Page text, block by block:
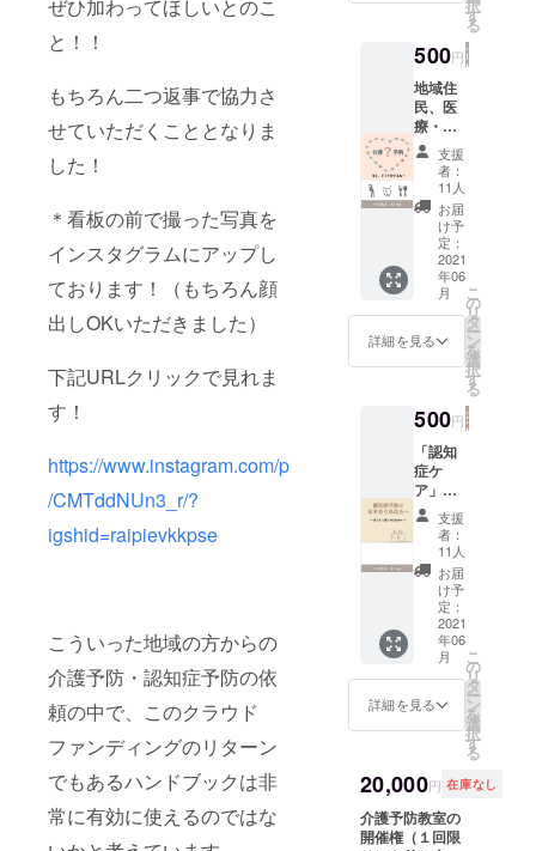
ぜひ加わってほしいとのこ
と！！
もちろん二つ返事で協力さ
せていただくこととなりま
した！
＊看板の前で撮った写真を
インスタグラムにアップし
ております！（もちろん顔
出しOKいただきました）
下記URLクリックで見れま
す！
https://www.instagram.com/p
/CMTddNUn3_r/?
igshid=raipievkkpse
こういった地域の方からの
介護予防・認知症予防の依
頼の中で、このクラウド
ファンディングのリターン
でもあるハンドブックは非
常に有効に使えるのではな
で働く理学
療法士・作
業療法士を
増やした
り、自分で
事業をやっ
てみたいと
いう起業を
サポートし
たり、1人の
悩みを地域
の共通課題
へと拾い上
図ってい
く、といっ
たことを
やっていき
ます。
択
す
る
500円
地域住
民、医
療・介
護・福
祉従事
者の方
や一般
の方で
も分か
りやす
い！ リ
ハビリ
専門職
の視点
から、
介護予
いて
「運
動」
「口腔
内」
「食
事」を
テーマ
とした
ハンド
ブック
をメー
（PDF
デー
タ）に
て送信
いたし
お洒落
に学べ
る介護
予防で
支援
者：
11人
お届
け予
定：
2021
年06
月
詳細を見る
こ
の
リ
タ
ー
ン
を
選
択
す
る
500円
「認知
症ケ
ア」に
つい
て、認
知症に
関わる
様々な
方にわ
かりや
すくま
とめた
ハンド
ブッ
ク。 リ
ハビリ
の視点
も含め
た内容
となっ
支援
者：
11人
お届
け予
定：
2021
年06
月
詳細を見る
こ
の
リ
タ
ー
ン
を
選
択
す
る
20,000円 在庫なし
介護予防教室の
開催権（１回限